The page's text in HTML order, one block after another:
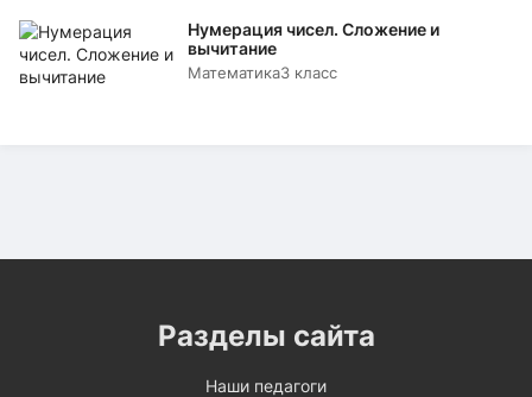
Нумерация чисел. Сложение и
вычитание
Математика3 класс
Разделы сайта
Наши педагоги